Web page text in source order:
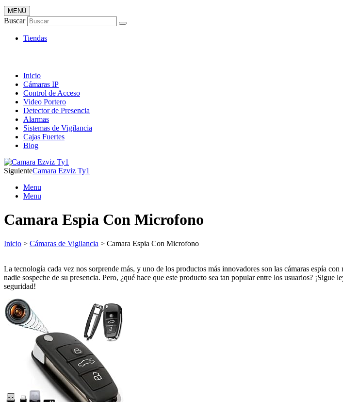
Artículos de Vigilancia
Envió 24/7!!!
MENÚ
Buscar
Tiendas
Inicio
Cámaras IP
Control de Acceso
Video Portero
Detector de Presencia
Alarmas
Sistemas de Vigilancia
Cajas Fuertes
Blog
SiguienteCamara Ezviz Ty1
Menu
Menu
Camara Espia Con Microfono
Inicio > Cámaras de Vigilancia > Camara Espia Con Microfono
La tecnología cada vez nos sorprende más, y uno de los productos más innovadores son las cámaras espía
nadie sospeche de su presencia. Pero, ¿qué hace que este producto sea tan popular entre los usuarios?
seguridad!